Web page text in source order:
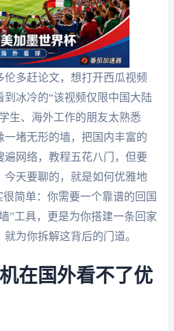
伦多赶论文，想打开西瓜视频
冰冷的“该视频仅限中国大陆
生、海外工作的朋友太熟悉
一堵无形的墙，把国内丰富的
遍网络，教程五花八门，但要
今天要聊的，就是如何优雅地
简单：你需要一个靠谱的回国
”工具，更是为你搭建一条回家
为你拆解这背后的门道。
在国外看不了优